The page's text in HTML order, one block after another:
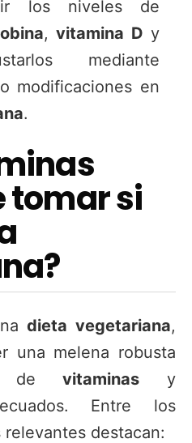
los niveles de
, vitamina D y
mediante
o modificaciones en
.
tomar si
dieta vegetariana,
una melena robusta
devitaminas y
Entre los
destacan: